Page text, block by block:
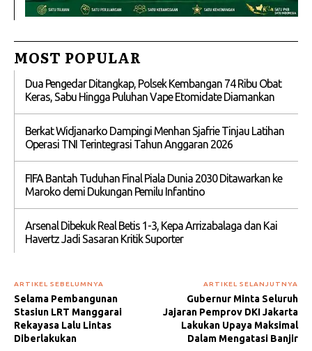
MOST POPULAR
Dua Pengedar Ditangkap, Polsek Kembangan 74 Ribu Obat
Keras, Sabu Hingga Puluhan Vape Etomidate Diamankan
Berkat Widjanarko Dampingi Menhan Sjafrie Tinjau Latihan
Operasi TNI Terintegrasi Tahun Anggaran 2026
FIFA Bantah Tuduhan Final Piala Dunia 2030 Ditawarkan ke
Maroko demi Dukungan Pemilu Infantino
Arsenal Dibekuk Real Betis 1-3, Kepa Arrizabalaga dan Kai
Havertz Jadi Sasaran Kritik Suporter
ARTIKEL SEBELUMNYA
Selama Pembangunan
Stasiun LRT Manggarai
Rekayasa Lalu Lintas
Diberlakukan
ARTIKEL SELANJUTNYA
Gubernur Minta Seluruh
Jajaran Pemprov DKI Jakarta
Lakukan Upaya Maksimal
Dalam Mengatasi Banjir